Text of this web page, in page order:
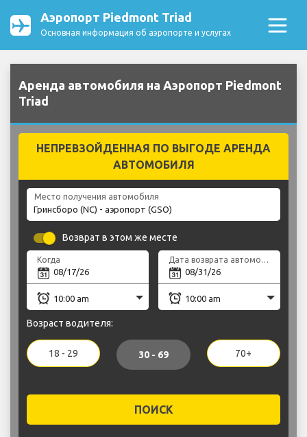
Аэропорт Piedmont Triad
Основная информация об аэропорте и услугах
Аренда автомобиля на Аэропорт Piedmont
Triad
НЕПРЕВЗОЙДЕННАЯ ПО ВЫГОДЕ АРЕНДА
АВТОМОБИЛЯ
Место получения автомобиля
Возврат в этом же месте
Когда Дата возврата автомобиля
Возраст водителя:
18 - 29 30 - 69 70+
ПОИСК